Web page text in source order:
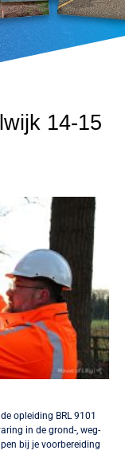
14-15
opleiding BRL 9101
in de grond-, weg-
bij je voorbereiding